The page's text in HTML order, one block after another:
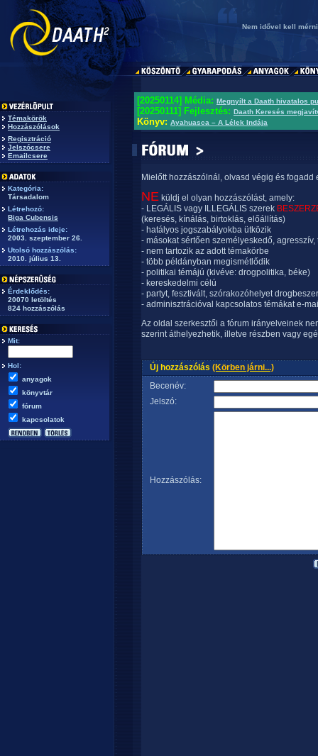
Nem idővel kell
Témakörök
Hozzászólások
Regisztráció
Jelszócsere
Emailcsere
Kategória:
Társadalom
Létrehozó:
Biga Cubensis
Létrehozás ideje:
2003. szeptember 26.
Utolsó hozzászólás:
2010. július 13.
Érdeklődés:
20070 letöltés
824 hozzászólás
Mit:
Hol:
anyagok
könyvtár
fórum
kapcsolatok
[20250114] Média: Megnyílt a Daath hivatalos
[20250111] Fejlesztés: Daath Keresés
Könyv: Ayahuasca – A Lélek Indája
Mielőtt hozzászólnál, olvasd végig és fogadd
NE küldj el olyan hozzászólást, amely:
- LEGÁLIS vagy ILLEGÁLIS szerek
(keresés, kínálás, birtoklás, előállítás)
- hatályos jogszabályokba ütközik
- másokat sértően személyeskedő, agresszív,
- nem tartozik az adott témakörbe
- több példányban megismétlődik
- politikai témájú (kivéve: drogpolitika, béke)
- kereskedelmi célú
- partyt, fesztivált, szórakozóhelyet
- adminisztrációval kapcsolatos témákat e-
Az oldal szerkesztői a fórum irányelveinek
szerint áthelyezhetik, illetve részben vagy
Új hozzászólás (Körben járni...)
Becenév:
Jelszó:
Hozzászólás: